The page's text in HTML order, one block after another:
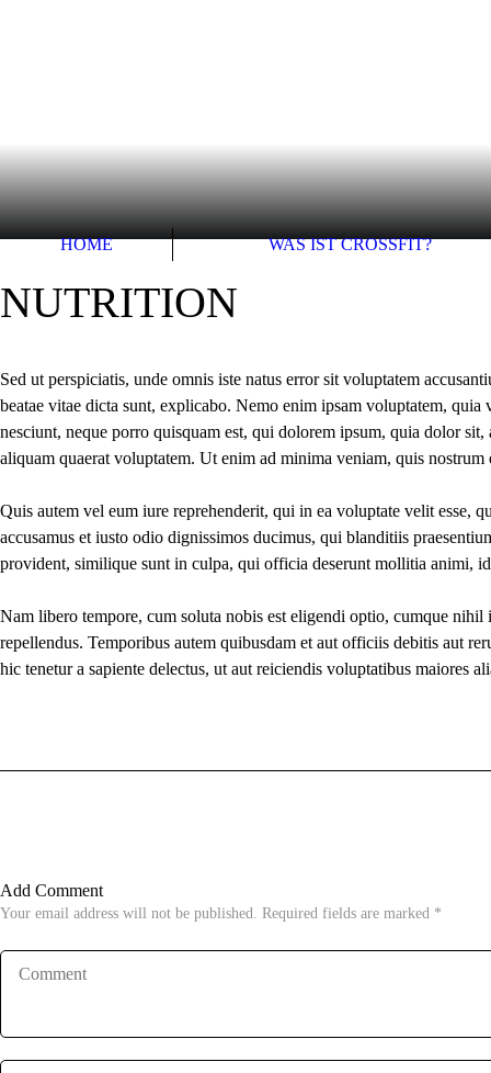
HOME WAS IST CROSSFIT?
NUTRITION
Sed ut perspiciatis, unde omnis iste natus error sit voluptatem
beatae vitae dicta sunt, explicabo. Nemo enim ipsam voluptatem,
nesciunt, neque porro quisquam est, qui dolorem ipsum, quia dolor
aliquam quaerat voluptatem. Ut enim ad minima veniam, quis
Quis autem vel eum iure reprehenderit, qui in ea voluptate velit esse,
accusamus et iusto odio dignissimos ducimus, qui blanditiis
provident, similique sunt in culpa, qui officia deserunt mollitia animi,
Nam libero tempore, cum soluta nobis est eligendi optio, cumque
repellendus. Temporibus autem quibusdam et aut officiis debitis aut
hic tenetur a sapiente delectus, ut aut reiciendis voluptatibus maiores
Add Comment
Your email address will not be published. Required fields are marked *